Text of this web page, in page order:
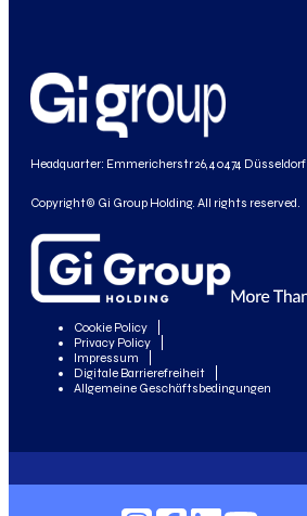
Headquarter: Emmericherstr 26, 40474 Düsseldorf
Copyright© Gi Group Holding. All rights reserved.
Cookie Policy
Privacy Policy
Impressum
Digitale Barrierefreiheit
Allgemeine Geschäftsbedingungen